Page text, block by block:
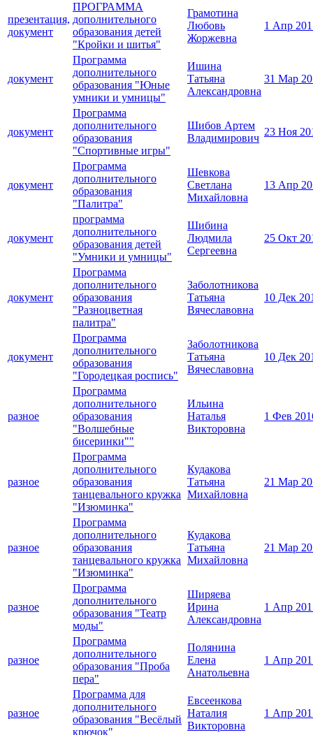
презентация,
документ
ПРОГРАММА
дополнительного
образования детей
"Кройки и шитья"
Грамотина
Любовь
Жоржевна
1 Апр
документ
Программа
дополнительного
образования "Юные
умники и умницы"
Ишина
Татьяна
Александровна
31 Мар
документ
Программа
дополнительного
образования
"Спортивные игры"
Шибов Артем
Владимирович
23 Ноя
документ
Программа
дополнительного
образования
"Палитра"
Шевкова
Светлана
Михайловна
13 Апр
документ
программа
дополнительного
образования детей
"Умники и умницы"
Шибина
Людмила
Сергеевна
25 Окт
документ
Программа
дополнительного
образования
"Разноцветная
палитра"
Заболотникова
Татьяна
Вячеславовна
10 Дек
документ
Программа
дополнительного
образования
"Городецкая роспись"
Заболотникова
Татьяна
Вячеславовна
10 Дек
разное
Программа
дополнительного
образования
"Волшебные
бисеринки""
Ильина
Наталья
Викторовна
1 Фев
разное
Программа
дополнительного
образования
танцевального кружка
"Изюминка"
Кудакова
Татьяна
Михайловна
21 Мар
разное
Программа
дополнительного
образования
танцевального кружка
"Изюминка"
Кудакова
Татьяна
Михайловна
21 Мар
разное
Программа
дополнительного
образования "Театр
моды"
Ширяева
Ирина
Александровна
1 Апр
разное
Программа
дополнительного
образования "Проба
пера"
Полянина
Елена
Анатольевна
1 Апр
разное
Программа для
дополнительного
образования "Весёлый
крючок"
Евсеенкова
Наталия
Викторовна
1 Апр